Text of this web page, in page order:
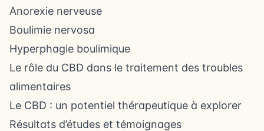
Anorexie nerveuse
Boulimie nervosa
Hyperphagie boulimique
Le rôle du CBD dans le traitement des troubles
alimentaires
Le CBD : un potentiel thérapeutique à explorer
Résultats d’études et témoignages